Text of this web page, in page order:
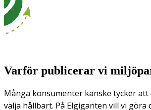
Varför publicerar vi
Många konsumenter kanske tycker
välja hållbart. På Elgiganten vill vi göra